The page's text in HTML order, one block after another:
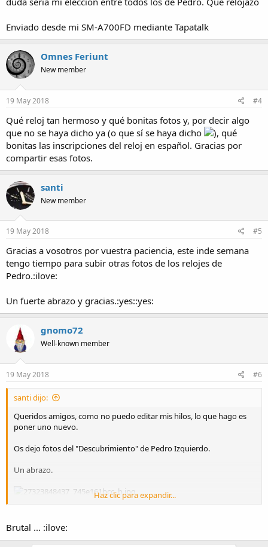
Enviado desde mi SM-A700FD mediante Tapatalk
Omnes Feriunt
New member
19 May 2018 #4
Qué reloj tan hermoso y qué bonitas fotos y, por decir algo
que no se haya dicho ya (o que sí se haya dicho
), qué
bonitas las inscripciones del reloj en español. Gracias por
compartir esas fotos.
santi
New member
19 May 2018 #5
Gracias a vosotros por vuestra paciencia, este inde semana
tengo tiempo para subir otras fotos de los relojes de
Pedro.:ilove:
Un fuerte abrazo y gracias.:yes::yes:
gnomo72
Well-known member
19 May 2018 #6
santi dijo:
Queridos amigos, como no puedo editar mis hilos, lo que hago es
poner uno nuevo.
Os dejo fotos del "Descubrimiento" de Pedro Izquierdo.
Un abrazo.
Haz clic para expandir...
Brutal ... :ilove: